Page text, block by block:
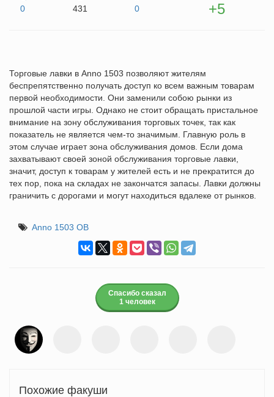
0 431 0 +5
Торговые лавки в Anno 1503 позволяют жителям
беспрепятственно получать доступ ко всем важным товарам
первой необходимости. Они заменили собою рынки из
прошлой части игры. Однако не стоит обращать пристальное
внимание на зону обслуживания торговых точек, так как
показатель не является чем-то значимым. Главную роль в
этом случае играет зона обслуживания домов. Если дома
захватывают своей зоной обслуживания торговые лавки,
значит, доступ к товарам у жителей есть и не прекратится до
тех пор, пока на складах не закончатся запасы. Лавки должны
граничить с дорогами и могут находиться вдалеке от рынков.
Anno 1503 ОВ
Спасибо сказал
1 человек
Похожие факуши